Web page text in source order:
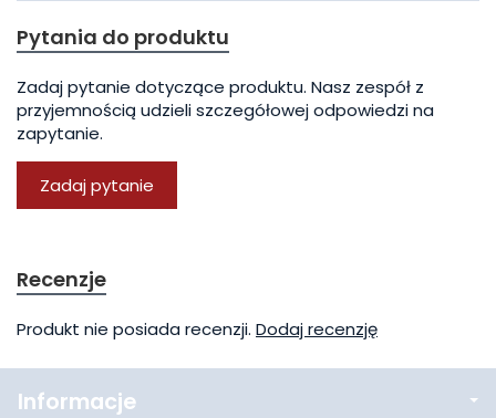
Pytania do produktu
Zadaj pytanie dotyczące produktu. Nasz zespół z
przyjemnością udzieli szczegółowej odpowiedzi na
zapytanie.
Zadaj pytanie
Recenzje
Produkt nie posiada recenzji. Dodaj recenzję
Informacje